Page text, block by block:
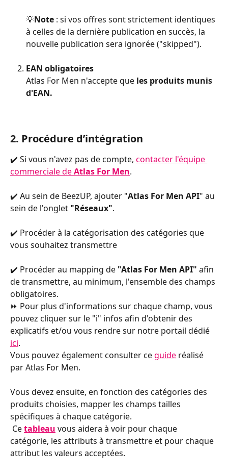
💡Note : si vos offres sont strictement identiques
à celles de la dernière publication en succès, la
nouvelle publication sera ignorée ("skipped").
EAN obligatoires
Atlas For Men n'accepte que les produits munis
d'EAN.
2. Procédure d’intégration
✔️ Si vous n'avez pas de compte, contacter l'équipe
commerciale de Atlas For Men.
✔️ Au sein de BeezUP, ajouter "Atlas For Men API" au
sein de l'onglet "Réseaux".
✔️ Procéder à la catégorisation des catégories que
vous souhaitez transmettre
✔️ Procéder au mapping de "Atlas For Men API" afin
de transmettre, au minimum, l'ensemble des champs
obligatoires.
⏩ Pour plus d'informations sur chaque champ, vous
pouvez cliquer sur le "i" infos afin d'obtenir des
explicatifs et/ou vous rendre sur notre portail dédié
ici.
Vous pouvez également consulter ce guide réalisé
par Atlas For Men.
Vous devez ensuite, en fonction des catégories des
produits choisies, mapper les champs tailles
spécifiques à chaque catégorie.
Ce tableau vous aidera à voir pour chaque
catégorie, les attributs à transmettre et pour chaque
attribut les valeurs acceptées.